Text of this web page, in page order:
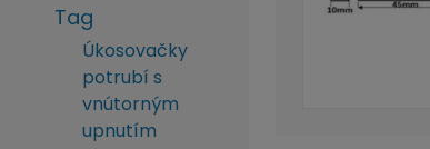
Tag
Úkosovačky
potrubí s
vnútorným
upnutím